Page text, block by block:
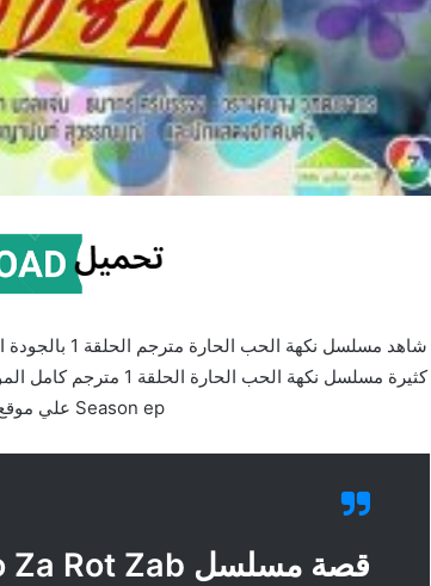
Season ep علي موقع ماي سيما Mycima
قصة مسلسل Koo Za Rot Zab